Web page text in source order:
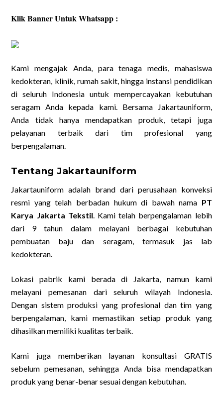
Klik Banner Untuk Whatsapp :
Kami mengajak Anda, para tenaga medis, mahasiswa
kedokteran, klinik, rumah sakit, hingga instansi pendidikan
di seluruh Indonesia untuk mempercayakan kebutuhan
seragam Anda kepada kami. Bersama Jakartauniform,
Anda tidak hanya mendapatkan produk, tetapi juga
pelayanan terbaik dari tim profesional yang
berpengalaman.
Tentang Jakartauniform
Jakartauniform adalah brand dari perusahaan konveksi
resmi yang telah berbadan hukum di bawah nama PT
Karya Jakarta Tekstil. Kami telah berpengalaman lebih
dari 9 tahun dalam melayani berbagai kebutuhan
pembuatan baju dan seragam, termasuk jas lab
kedokteran.
Lokasi pabrik kami berada di Jakarta, namun kami
melayani pemesanan dari seluruh wilayah Indonesia.
Dengan sistem produksi yang profesional dan tim yang
berpengalaman, kami memastikan setiap produk yang
dihasilkan memiliki kualitas terbaik.
Kami juga memberikan layanan konsultasi GRATIS
sebelum pemesanan, sehingga Anda bisa mendapatkan
produk yang benar-benar sesuai dengan kebutuhan.